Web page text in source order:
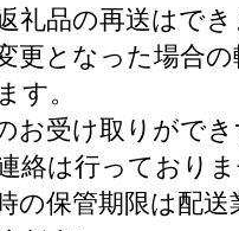
礼品の再送はで
更となった場合
す。
お受け取りがで
絡は行っておりま
の保管期限は配